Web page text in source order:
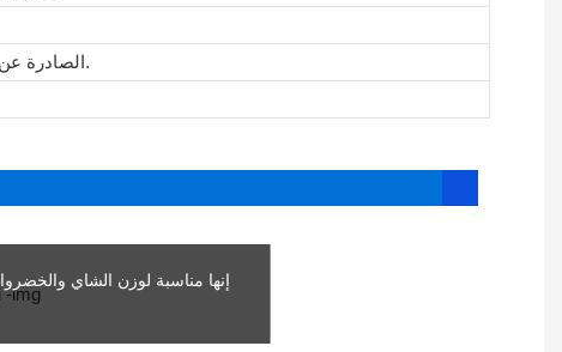
#1: يرجى الرجوع إلى المعيار الوطني GB/T27738-2011 أو التوصية الدولية OIML R61 2004 (E) الصادرة عن منظمة القياس القانوني الدولية 61.
إنها مناسبة لوزن الشاي